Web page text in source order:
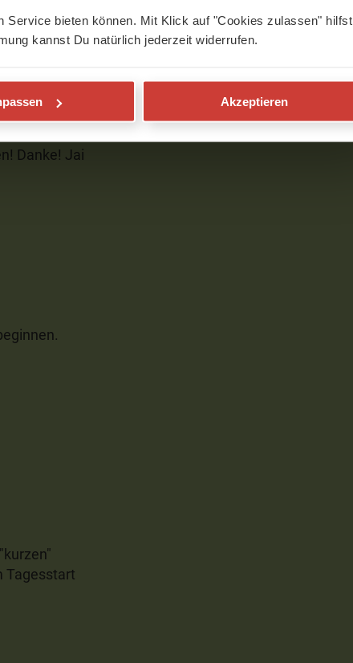
Service bieten können. Mit Klick auf "Cookies zulassen" hilfst
kannst Du natürlich jederzeit widerrufen.
Akzeptieren
sanften
Danke! Jai
Tagesstart